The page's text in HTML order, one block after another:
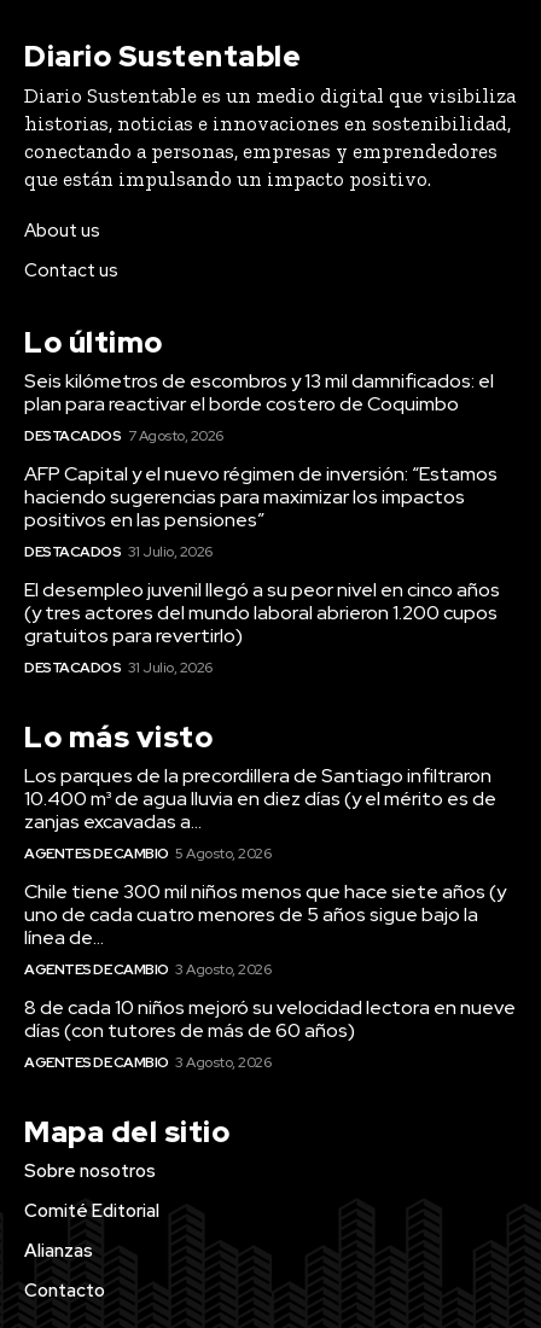
Diario Sustentable
Diario Sustentable es un medio digital que visibiliza
historias, noticias e innovaciones en sostenibilidad,
conectando a personas, empresas y emprendedores
que están impulsando un impacto positivo.
About us
Contact us
Lo último
Seis kilómetros de escombros y 13 mil damnificados: el
plan para reactivar el borde costero de Coquimbo
DESTACADOS 7 Agosto, 2026
AFP Capital y el nuevo régimen de inversión: “Estamos
haciendo sugerencias para maximizar los impactos
positivos en las pensiones”
DESTACADOS 31 Julio, 2026
El desempleo juvenil llegó a su peor nivel en cinco años
(y tres actores del mundo laboral abrieron 1.200 cupos
gratuitos para revertirlo)
DESTACADOS 31 Julio, 2026
Lo más visto
Los parques de la precordillera de Santiago infiltraron
10.400 m³ de agua lluvia en diez días (y el mérito es de
zanjas excavadas a...
AGENTES DE CAMBIO 5 Agosto, 2026
Chile tiene 300 mil niños menos que hace siete años (y
uno de cada cuatro menores de 5 años sigue bajo la
línea de...
AGENTES DE CAMBIO 3 Agosto, 2026
8 de cada 10 niños mejoró su velocidad lectora en nueve
días (con tutores de más de 60 años)
AGENTES DE CAMBIO 3 Agosto, 2026
Mapa del sitio
Sobre nosotros
Comité Editorial
Alianzas
Contacto